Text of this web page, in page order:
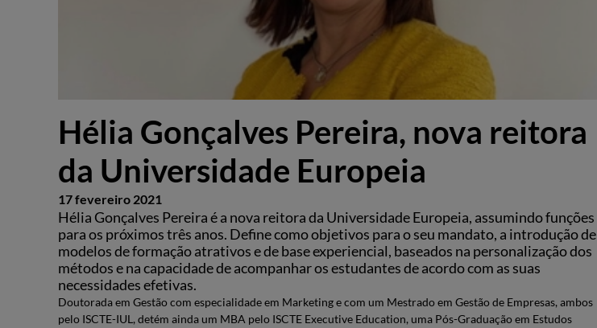
Hélia Gonçalves Pereira, nova reitora
da Universidade Europeia
17 fevereiro 2021
Hélia Gonçalves Pereira é a nova reitora da Universidade Europeia, assumindo funções
para os próximos três anos. Define como objetivos para o seu mandato, a introdução de
modelos de formação atrativos e de base experiencial, baseados na personalização dos
métodos e na capacidade de acompanhar os estudantes de acordo com as suas
necessidades efetivas.
Doutorada em Gestão com especialidade em Marketing e com um Mestrado em Gestão de Empresas, ambos
pelo ISCTE-IUL, detém ainda um MBA pelo ISCTE Executive Education, uma Pós-Graduação em Estudos